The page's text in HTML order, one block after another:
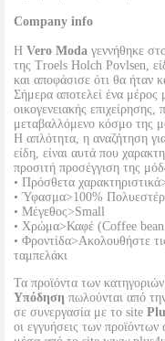
Company info
Η Vero Moda γεννήθηκε
της Troels Holch Povlsen,
και αποφάσισε ότι θα ήταν
Σήμερα αποτελεί ένα μέρος
οικογενειακής
μεταβαλλόμενο κόσμο της
Η απλότητα, η αναζήτηση
είδη, είναι αυτά που
προσιτή προσέγγιση της
• Πρόσθετα
• Ύφασμα>100%
• Μέγεθος>Small
• Χρώμα>Καφέ (Coffee
• Φροντίδα>Ακολουθήστε
ταμπελάκι
Τα προϊόντα των κατηγοριών
Υπόδηση πωλούνται από
σε συνεργασία με το site
οι εγγυήσεις των προϊόντων